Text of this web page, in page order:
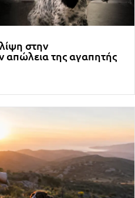
στην
απώλεια της αγαπητής